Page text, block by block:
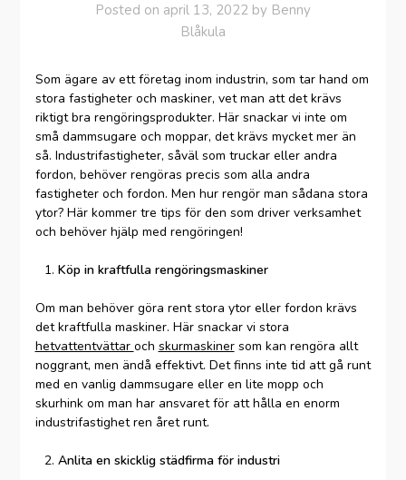
Posted on april 13, 2022 by Benny
Blåkula
Som ägare av ett företag inom industrin, som tar hand om
stora fastigheter och maskiner, vet man att det krävs
riktigt bra rengöringsprodukter. Här snackar vi inte om
små dammsugare och moppar, det krävs mycket mer än
så. Industrifastigheter, såväl som truckar eller andra
fordon, behöver rengöras precis som alla andra
fastigheter och fordon. Men hur rengör man sådana stora
ytor? Här kommer tre tips för den som driver verksamhet
och behöver hjälp med rengöringen!
Köp in kraftfulla rengöringsmaskiner
Om man behöver göra rent stora ytor eller fordon krävs
det kraftfulla maskiner. Här snackar vi stora
hetvattentvättar och skurmaskinersom kan rengöra allt
noggrant, men ändå effektivt. Det finns inte tid att gå runt
med en vanlig dammsugare eller en lite mopp och
skurhink om man har ansvaret för att hålla en enorm
industrifastighet ren året runt.
Anlita en skicklig städfirma för industri